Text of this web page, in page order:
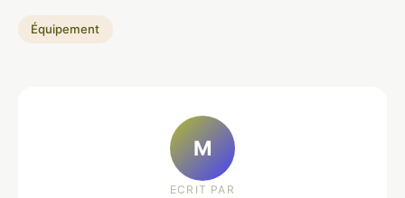
Équipement
M
ECRIT PAR